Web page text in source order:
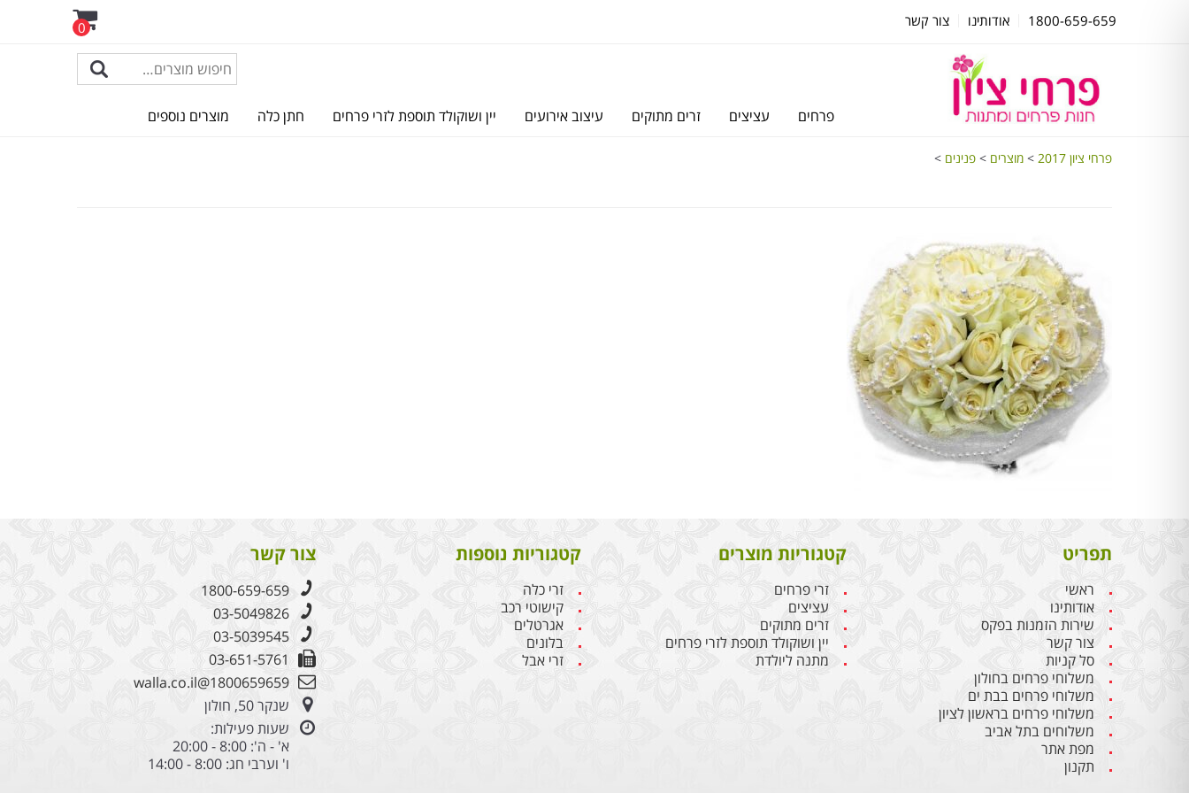
1800-659-659 אודותינו צור קשר 0
פרחים עציצים זרים מתוקים עיצוב אירועים יין ושוקולד תוספת לזרי פרחים חתן כלה מוצרים נוספים
פרחי ציון 2017 > מוצרים > פנינים >
תפריט
ראשי
אודותינו
שירות הזמנות בפקס
צור קשר
סל קניות
משלוחי פרחים בחולון
משלוחי פרחים בבת ים
משלוחי פרחים בראשון לציון
משלוחים בתל אביב
מפת אתר
תקנון
קטגוריות מוצרים
זרי פרחים
עציצים
זרים מתוקים
יין ושוקולד תוספת לזרי פרחים
מתנה ליולדת
קטגוריות נוספות
זרי כלה
קישוטי רכב
אגרטלים
בלונים
זרי אבל
צור קשר
1800-659-659
03-5049826
03-5039545
03-651-5761
1800659659@walla.co.il
שנקר 50, חולון
שעות פעילות:
א' - ה': 8:00 - 20:00
ו' וערבי חג: 8:00 - 14:00